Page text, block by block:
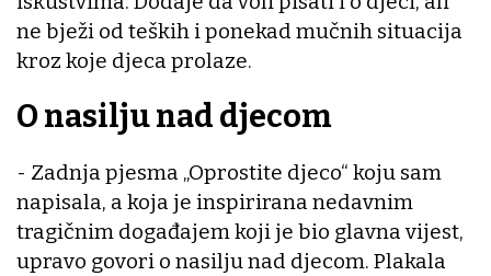
ne bježi od teških i ponekad mučnih situacija
kroz koje djeca prolaze.
O nasilju nad djecom
- Zadnja pjesma „Oprostite djeco“ koju sam
napisala, a koja je inspirirana nedavnim
tragičnim događajem koji je bio glavna vijest,
upravo govori o nasilju nad djecom. Plakala